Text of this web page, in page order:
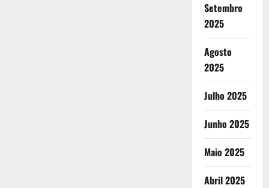
Setembro
2025
Agosto
2025
Julho 2025
Junho 2025
Maio 2025
Abril 2025